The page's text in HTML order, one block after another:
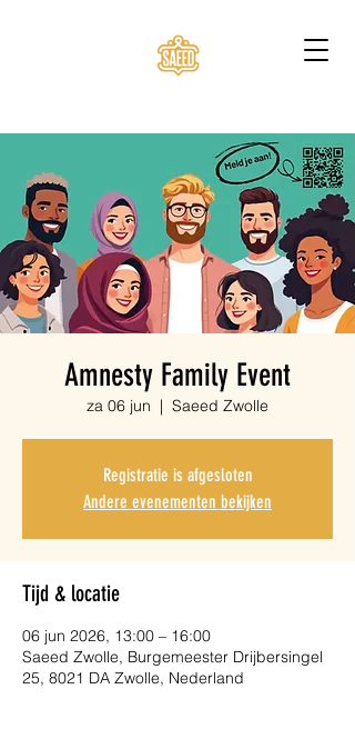
Amnesty Family Event
za 06 jun
  |
Saeed Zwolle
Registratie is afgesloten
Andere evenementen bekijken
Tijd & locatie
06 jun 2026, 13:00 – 16:00
Saeed Zwolle, Burgemeester Drijbersingel
25, 8021 DA Zwolle, Nederland